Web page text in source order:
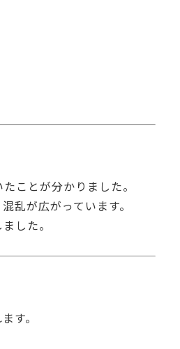
たことが分かりました。
乱が広がっています。
した。
す。